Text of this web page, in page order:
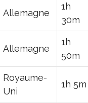
Allemagne
1h
30m
Allemagne
1h
50m
Royaume-
Uni
1h 5m